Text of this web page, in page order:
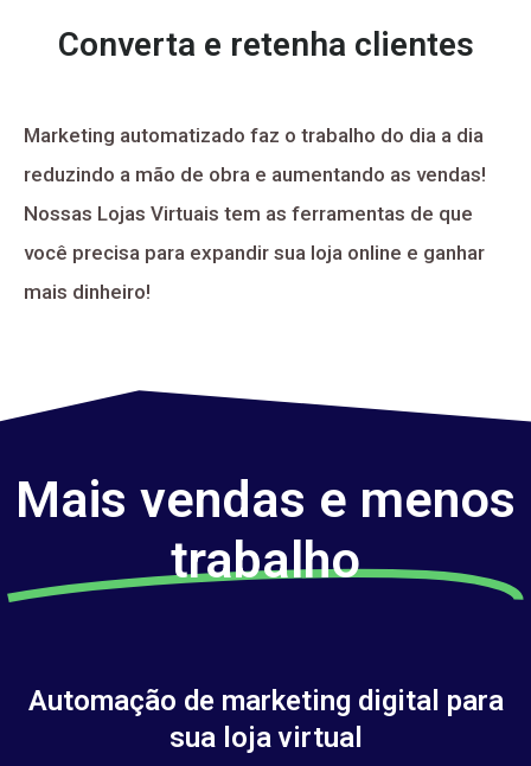
Converta e retenha clientes
Marketing automatizado faz o trabalho do dia a dia
reduzindo a mão de obra e aumentando as vendas!
Nossas Lojas Virtuais tem as ferramentas de que
você precisa para expandir sua loja online e ganhar
mais dinheiro!
Mais vendas e menos
trabalho
Automação de marketing digital para
sua loja virtual